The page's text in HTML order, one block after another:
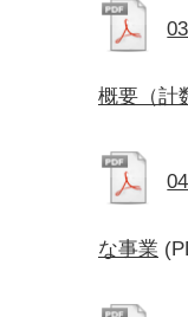
概要（計
な事業